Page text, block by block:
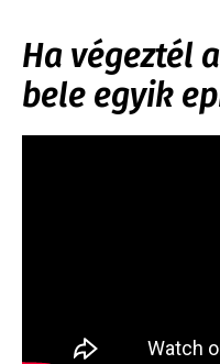
Ha végeztél
bele egyik